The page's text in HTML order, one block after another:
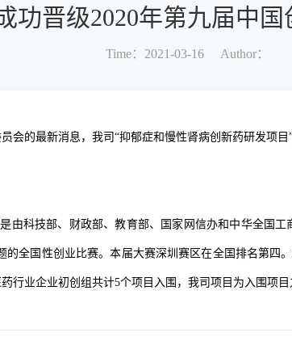
功晋级2020年第九届中
Time：2021-03-16 Author：
会的最新消息，我司“抑郁症和慢性肾病创新药研发项
科技部、财政部、教育部、国家网信办和中华全国工
的全国性创业比赛。本届大赛深圳赛区在全国排名第四
行业企业初创组共计5个项目入围，我司项目 为入围项目